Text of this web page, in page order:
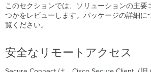
ン
ネ
ク
このセクションでは、ソリューションの主要
つかをレビューします。パッケージの詳細に
覧ください。
安全なリモートアクセス